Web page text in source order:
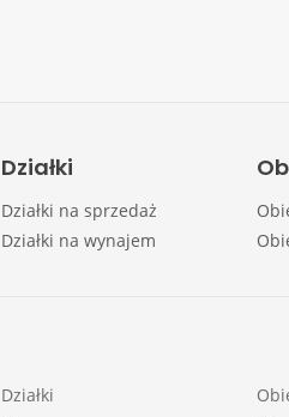
Działki
Działki na sprzedaż
Działki na wynajem
Działki